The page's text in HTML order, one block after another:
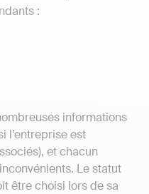
:
informations
l’entreprise est
et chacun
Le statut
être choisi lors de sa